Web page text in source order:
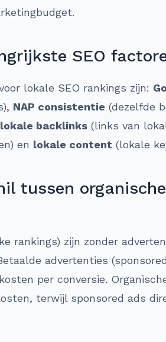
SEO
lokale SEO rankings zijn:
NAP consistentie (dezelfde
lokale backlinks (links van
en lokale content (lokale
tussen
rankings) zijn zonder
advertenties
per conversie.
terwijl sponsored ads